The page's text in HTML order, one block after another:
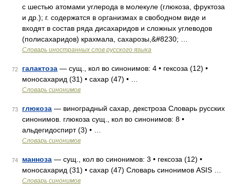
с шестью атомами углерода в молекуле (глюкоза, фруктоза
и др.); г. содержатся в организмах в свободном виде и
входят в состав ряда дисахаридов и сложных углеводов
(полисахаридов) крахмала, сахарозы,&#8230; …
Словарь иностранных слов русского языка
72 галактоза — сущ., кол во синонимов: 4 • гексоза (12) •
моносахарид (31) • сахар (47) • …
Словарь синонимов
73 глюкоза — виноградный сахар, декстроза Словарь русских
синонимов. глюкоза сущ., кол во синонимов: 8 •
альдегидоспирт (3) • …
Словарь синонимов
74 манноза — сущ., кол во синонимов: 3 • гексоза (12) •
моносахарид (31) • сахар (47) Словарь синонимов ASIS …
Словарь синонимов